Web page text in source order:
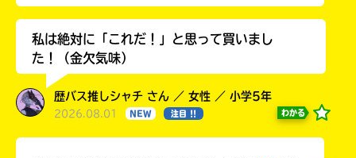
私は絶対に「これだ！」と思って買いまし
た！（金欠気味）
歴バス推しシャチ さん ／ 女性 ／ 小学5年
2026.08.01 NEW 注目 !! わかる